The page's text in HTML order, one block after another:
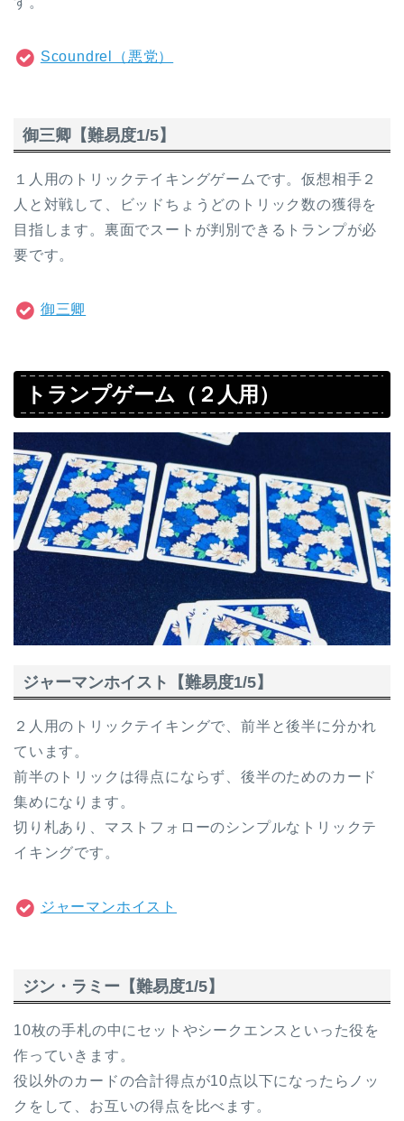
Scoundrel（悪党）
御三卿【難易度1/5】
１人用のトリックテイキングゲームです。仮想相手２
人と対戦して、ビッドちょうどのトリック数の獲得を
目指します。裏面でスートが判別できるトランプが必
要です。
御三卿
トランプゲーム（２人用）
ジャーマンホイスト【難易度1/5】
２人用のトリックテイキングで、前半と後半に分かれ
ています。
前半のトリックは得点にならず、後半のためのカード
集めになります。
切り札あり、マストフォローのシンプルなトリックテ
イキングです。
ジャーマンホイスト
ジン・ラミー【難易度1/5】
10枚の手札の中にセットやシークエンスといった役を
作っていきます。
役以外のカードの合計得点が10点以下になったらノッ
クをして、お互いの得点を比べます。